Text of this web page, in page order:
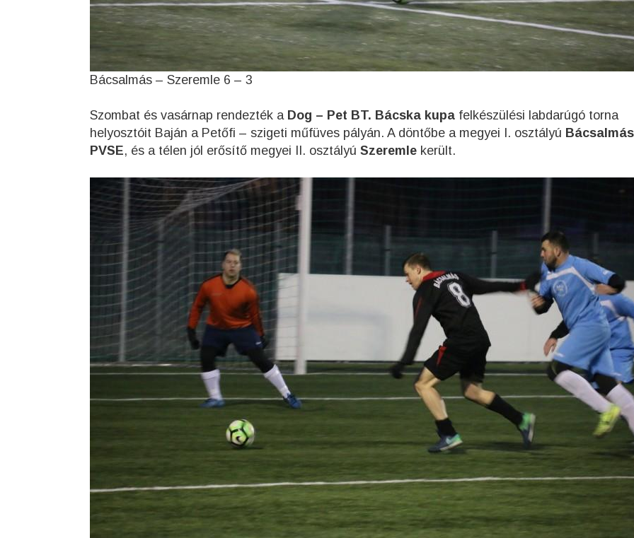
Bácsalmás – Szeremle 6 – 3
Szombat és vasárnap rendezték a Dog – Pet BT. Bácska kupa felkészülési labdarúgó torna
helyosztóit Baján a Petőfi – szigeti műfüves pályán. A döntőbe a megyei I. osztályú
PVSE, és a télen jól erősítő megyei II. osztályú Szeremle került.